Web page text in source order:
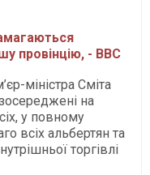
провінцію, - ВВС
міністра Сміта
на
у повному
всіх альбертян та
торгівлі